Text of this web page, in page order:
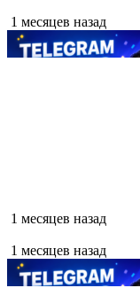
1 месяцев назад
1 месяцев назад
1 месяцев назад